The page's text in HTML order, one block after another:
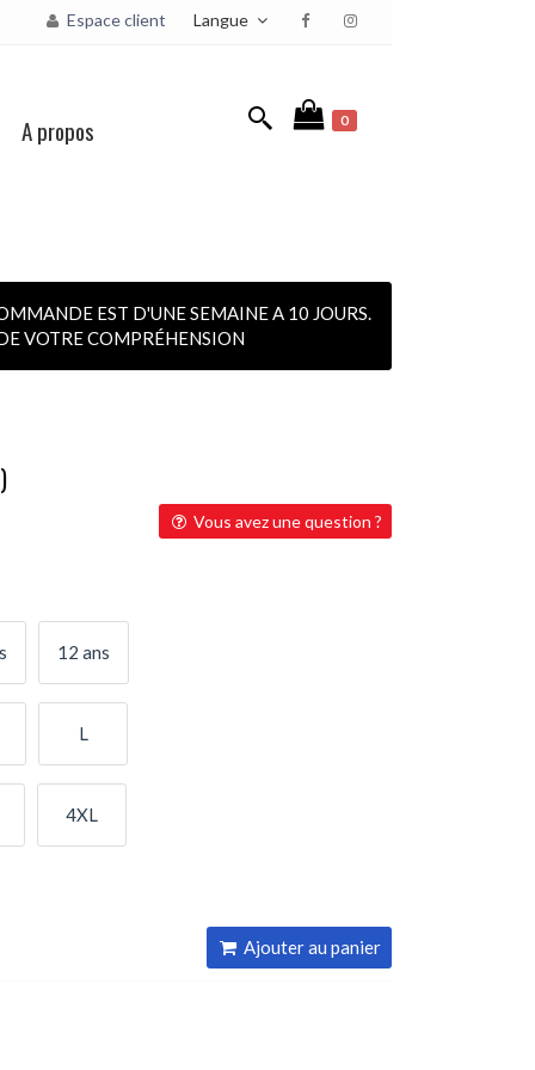
Espace client Langue
A propos 0
EST D'UNE SEMAINE A 10 JOURS.
VOTRE COMPRÉHENSION
Vous avez une question ?
12 ans
L
4XL
Ajouter au panier